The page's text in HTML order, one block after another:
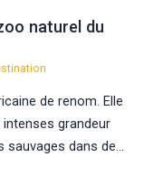
naturel du
de renom. Elle
grandeur
sauvages dans de…